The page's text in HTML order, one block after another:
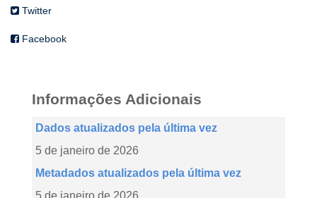
Twitter
Facebook
Informações Adicionais
Dados atualizados pela última vez
5 de janeiro de 2026
Metadados atualizados pela última vez
5 de janeiro de 2026